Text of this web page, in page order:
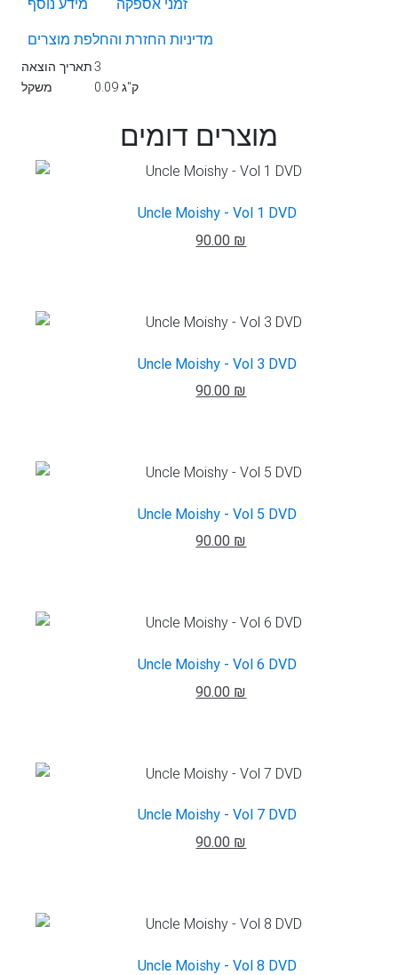
מידע נוסף
זמני אספקה
מדיניות החזרת והחלפת מוצרים
תאריך הוצאה3
משקל
0.09 ק"ג
מוצרים דומים
Uncle Moishy - Vol 1 DVD
90.00 ₪
Uncle Moishy - Vol 3 DVD
90.00 ₪
Uncle Moishy - Vol 5 DVD
90.00 ₪
Uncle Moishy - Vol 6 DVD
90.00 ₪
Uncle Moishy - Vol 7 DVD
90.00 ₪
Uncle Moishy - Vol 8 DVD